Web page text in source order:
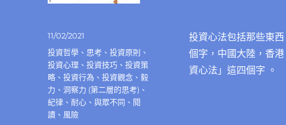
中
投資心法包括那些東
個字，中國大陸，香
資心法」這四個字 。
發
佈
日
期:
11/02/2021
分
類
投資哲學 、 思考 、投資原則 、
投資心理 、投資技巧 、投資策
略 、投資行為 、投資觀念 、毅
力 、洞察力 (第二層的思考) 、
紀律 、耐心 、與眾不同 、 閱
讀 、 風險